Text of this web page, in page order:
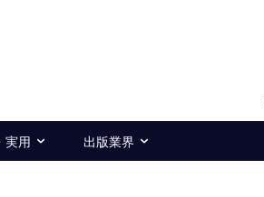
実用 出版業界